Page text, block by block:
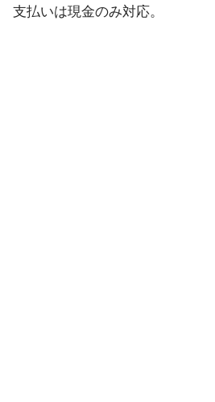
支払いは現金のみ対応。